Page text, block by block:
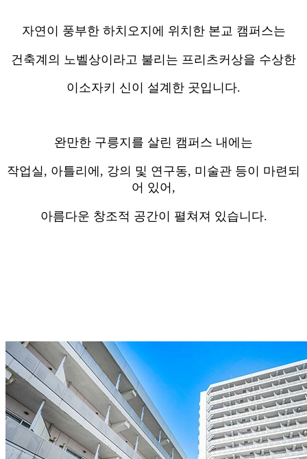
자연이 풍부한 하치오지에 위치한 본교 캠퍼스는
건축계의 노벨상이라고 불리는 프리츠커상을 수상한
이소자키 신이 설계한 곳입니다.
완만한 구릉지를 살린 캠퍼스 내에는
작업실, 아틀리에, 강의 및 연구동, 미술관 등이 마련되
어 있어,
아름다운 창조적 공간이 펼쳐져 있습니다.